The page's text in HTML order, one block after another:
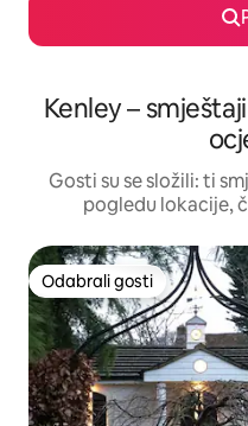
Kenley –
Gosti su se složili: ti
pogledu lokacije,
Odabrali gosti
Odabrali gosti